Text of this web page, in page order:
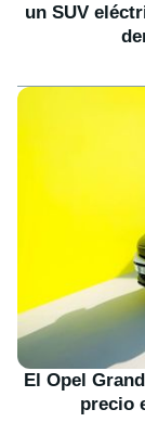
un SUV
El Opel
precio